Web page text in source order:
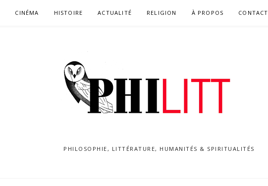
CINÉMA HISTOIRE ACTUALITÉ RELIGION À PROPOS CONTACT
PHILOSOPHIE, LITTÉRATURE, HUMANITÉS & SPIRITUALITÉS